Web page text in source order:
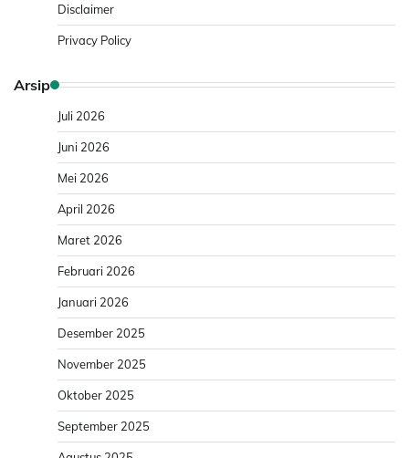
Disclaimer
Privacy Policy
Arsip
Juli 2026
Juni 2026
Mei 2026
April 2026
Maret 2026
Februari 2026
Januari 2026
Desember 2025
November 2025
Oktober 2025
September 2025